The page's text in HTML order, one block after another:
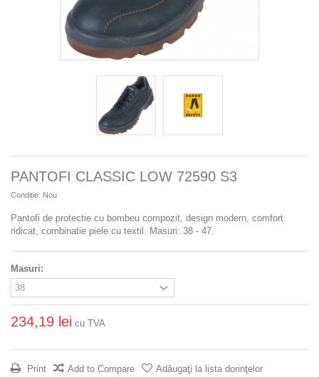
PANTOFI CLASSIC LOW 72590 S3
Condiție: Nou
Pantofi de protectie cu bombeu compozit, design modern, comfort
ridicat, combinatie piele cu textil. Masuri: 38 - 47.
Masuri:
234,19 lei cu TVA
Print Add to Compare
Adăugaţi la lista dorinţelor